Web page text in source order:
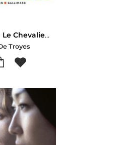
Yvain Ou Le Chevalier Au Lion
Troyes